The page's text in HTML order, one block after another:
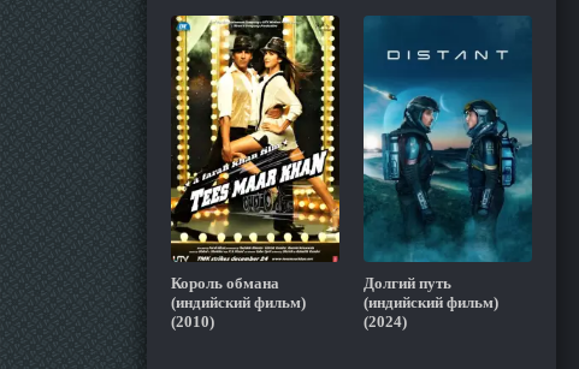
Король обмана
(индийский фильм)
(2010)
Долгий путь
(индийский фильм)
(2024)